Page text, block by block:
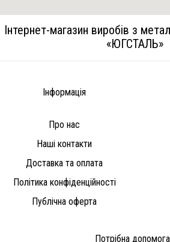
Інтернет-магазин виробів з
«ЮГСТАЛЬ»
Інформація
Про нас
Наші контакти
Доставка та оплата
Політика конфіденційності
Публічна оферта
Потрібна